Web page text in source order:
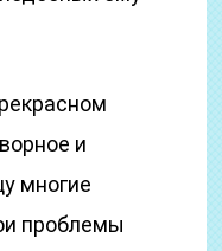
и
многие
проблемы